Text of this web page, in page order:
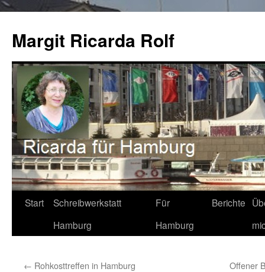
springen
Margit Ricarda Rolf
Start
Schreibwerkstatt
Hamburg
Für
Hamburg
Berichte
← Rohkosttreffen in Hamburg Offener